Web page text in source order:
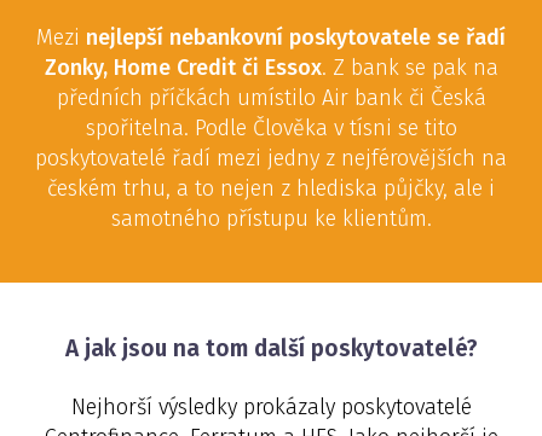
Mezi nejlepší nebankovní poskytovatele se řadí
Zonky, Home Credit či Essox. Z bank se pak na
předních příčkách umístilo Air bank či Česká
spořitelna. Podle Člověka v tísni se tito
poskytovatelé řadí mezi jedny z nejférovějších na
českém trhu, a to nejen z hlediska půjčky, ale i
samotného přístupu ke klientům.
A jak jsou na tom další poskytovatelé?
Nejhorší výsledky prokázaly poskytovatelé